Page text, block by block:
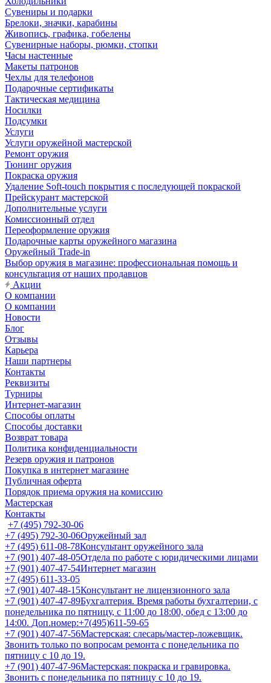
Сувениры и подарки
Брелоки, значки, карабины
Живопись, графика, гобелены
Сувенирные наборы, рюмки, стопки
Часы настенные
Макеты патронов
Чехлы для телефонов
Подарочные сертификаты
Тактическая медицина
Носилки
Подсумки
Услуги
Услуги оружейной мастерской
Ремонт оружия
Тюнинг оружия
Покраска оружия
Удаление Soft-touch покрытия с последующей покраской
Прейскурант мастерской
Дополнительные услуги
Комиссионный отдел
Переоформление оружия
Подарочные карты оружейного магазина
Оружейный Trade-in
Выбор оружия в магазине: профессиональная помощь и
консультация от наших продавцов
Акции
О компании
О компании
Новости
Блог
Отзывы
Карьера
Наши партнеры
Контакты
Реквизиты
Турниры
Интернет-магазин
Способы оплаты
Способы доставки
Возврат товара
Политика конфиденциальности
Резерв оружия и патронов
Покупка в интернет магазине
Публичная оферта
Порядок приема оружия на комиссию
Мастерская
Контакты
+7 (495) 792-30-06
+7 (495) 792-30-06Оружейный зал
+7 (495) 611-08-78Консультант оружейного зала
+7 (901) 407-48-05Отдела по работе с юридическими лицами
+7 (901) 407-47-54Интернет магазин
+7 (495) 611-33-05
+7 (901) 407-48-15Консультант не лицензионного зала
+7 (901) 407-47-89Бухгалтерия. Время работы бухгалтерии, с
понедельника по пятницу, с 11:00 до 18:00, обед с 13:00 до
14:00. Доп.номер:+7(495)611-59-65
+7 (901) 407-47-56Мастерская: слесарь/мастер-ложевщик.
Звонить только по вопросам ремонта с понедельника по
пятницу с 10 до 19.
+7 (901) 407-47-96Мастерская: покраска и гравировка.
Звонить с понедельника по пятницу с 10 до 19.